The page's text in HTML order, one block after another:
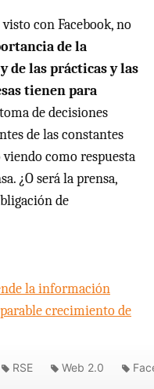
con Facebook, no
de la
de las prácticas y las
tienen para
de decisiones
de las constantes
como respuesta
¿O será la prensa,
de
la información
crecimiento de
RSE Web 2.0